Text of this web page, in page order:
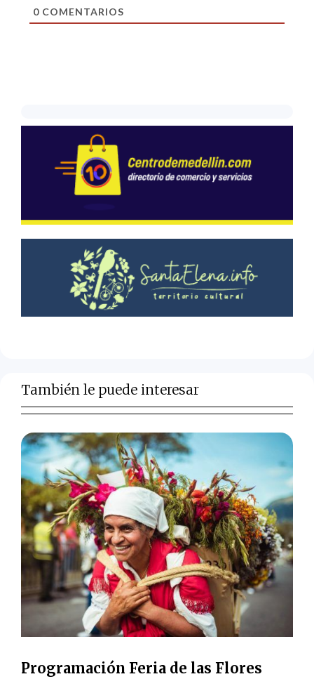
0COMENTARIOS
También le puede interesar
Programación Feria de las Flores